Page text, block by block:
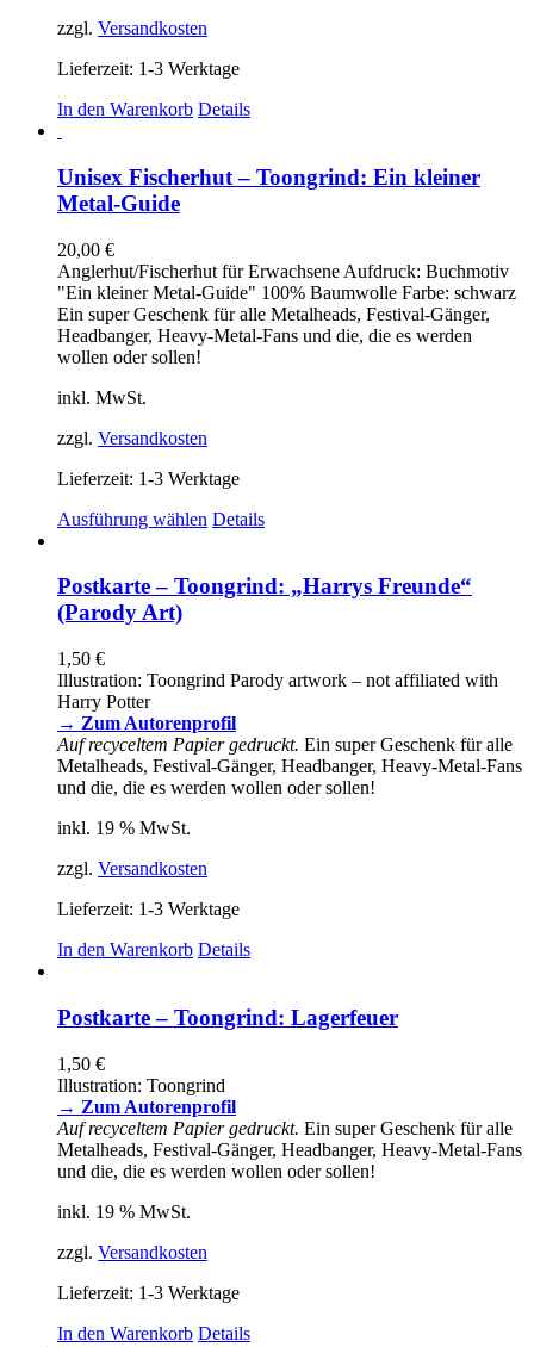
zzgl. Versandkosten
Lieferzeit: 1-3 Werktage
In den Warenkorb Details
Unisex Fischerhut – Toongrind: Ein kleiner
Metal-Guide
20,00 €
Anglerhut/Fischerhut für Erwachsene Aufdruck: Buchmotiv
"Ein kleiner Metal-Guide" 100% Baumwolle Farbe: schwarz
Ein super Geschenk für alle Metalheads, Festival-Gänger,
Headbanger, Heavy-Metal-Fans und die, die es werden
wollen oder sollen!
inkl. MwSt.
zzgl. Versandkosten
Lieferzeit: 1-3 Werktage
Ausführung wählen Dieses
mehrere
Varianten
können
auf
der
Produktseite
gewählt
werden
Details
Postkarte – Toongrind: „Harrys Freunde“
(Parody Art)
1,50 €
Illustration: Toongrind Parody artwork – not affiliated with
Harry Potter
→ Zum Autorenprofil
Auf recyceltem Papier gedruckt. Ein super Geschenk für alle
Metalheads, Festival-Gänger, Headbanger, Heavy-Metal-Fans
und die, die es werden wollen oder sollen!
inkl. 19 % MwSt.
zzgl. Versandkosten
Lieferzeit: 1-3 Werktage
In den Warenkorb Details
Postkarte – Toongrind: Lagerfeuer
1,50 €
Illustration: Toongrind
→ Zum Autorenprofil
Auf recyceltem Papier gedruckt. Ein super Geschenk für alle
Metalheads, Festival-Gänger, Headbanger, Heavy-Metal-Fans
und die, die es werden wollen oder sollen!
inkl. 19 % MwSt.
zzgl. Versandkosten
Lieferzeit: 1-3 Werktage
In den Warenkorb Details